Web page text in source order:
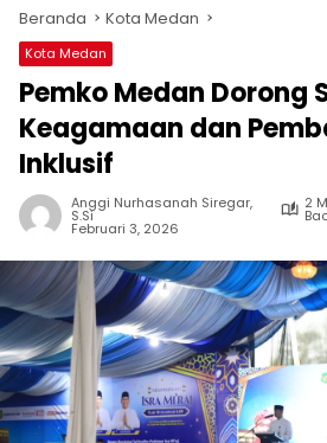
Beranda Kota Medan
Kota Medan
Pemko Medan Dorong
Keagamaan dan
Inklusif
Anggi Nurhasanah Siregar,
S.Si
2
Februari 3, 2026